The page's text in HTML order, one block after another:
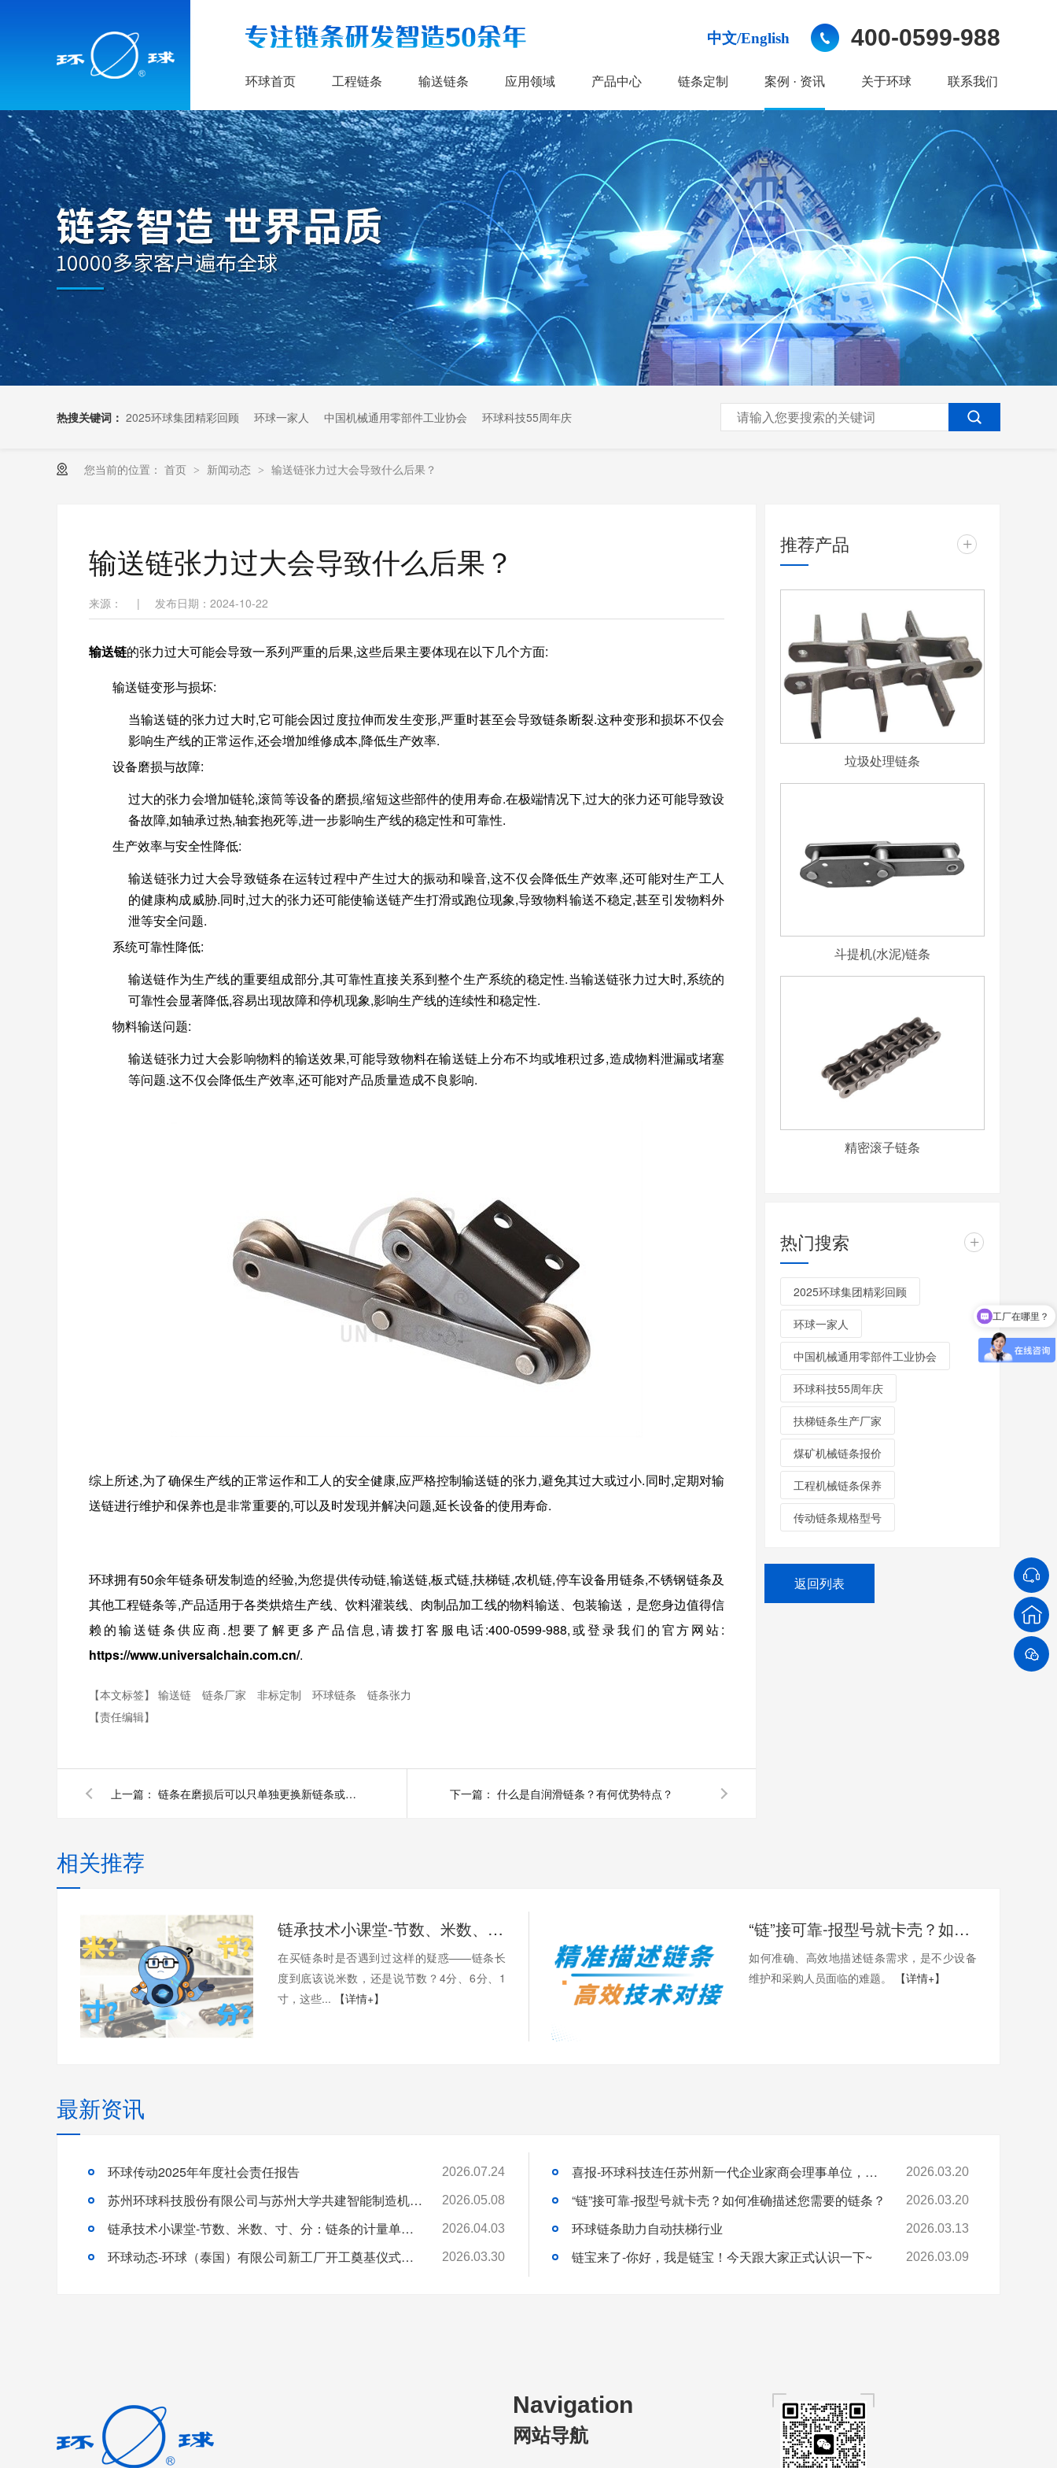
中文/English 400-0599-988
环球首页 工程链条 输送链条 应用领域 产品中心 链条定制 案例 · 资讯 关于环球 联系我们
热搜关键词： 2025环球集团精彩回顾 环球一家人 中国机械通用零部件工业协会 环球科技55周年庆
扶梯链条生产厂家
您当前的位置： 首页 > 新闻动态 > 输送链张力过大会导致什么后果？
输送链张力过大会导致什么后果？
来源： | 发布日期：2024-10-22
输送链的张力过大可能会导致一系列严重的后果,这些后果主要体现在以下几个方面:
输送链变形与损坏:
当输送链的张力过大时,它可能会因过度拉伸而发生变形,严重时甚至会导致链条断裂.这种变形和损坏不仅会
影响生产线的正常运作,还会增加维修成本,降低生产效率.
设备磨损与故障:
过大的张力会增加链轮,滚筒等设备的磨损,缩短这些部件的使用寿命.在极端情况下,过大的张力还可能导致设
备故障,如轴承过热,轴套抱死等,进一步影响生产线的稳定性和可靠性.
生产效率与安全性降低:
输送链张力过大会导致链条在运转过程中产生过大的振动和噪音,这不仅会降低生产效率,还可能对生产工人
的健康构成威胁.同时,过大的张力还可能使输送链产生打滑或跑位现象,导致物料输送不稳定,甚至引发物料外
泄等安全问题.
系统可靠性降低:
输送链作为生产线的重要组成部分,其可靠性直接关系到整个生产系统的稳定性.当输送链张力过大时,系统的
可靠性会显著降低,容易出现故障和停机现象,影响生产线的连续性和稳定性.
物料输送问题:
输送链张力过大会影响物料的输送效果,可能导致物料在输送链上分布不均或堆积过多,造成物料泄漏或堵塞
等问题.这不仅会降低生产效率,还可能对产品质量造成不良影响.
综上所述,为了确保生产线的正常运作和工人的安全健康,应严格控制输送链的张力,避免其过大或过小.同时,定期对输
送链进行维护和保养也是非常重要的,可以及时发现并解决问题,延长设备的使用寿命.
环球拥有50余年链条研发制造的经验,为您提供传动链,输送链,板式链,扶梯链,农机链,停车设备用链条,不锈钢链条及
其他工程链条等,产品适用于各类烘焙生产线、饮料灌装线、肉制品加工线的物料输送、包装输送， 是您身边值得信
赖的输送链条供应商.想要了解更多产品信息,请拨打客服电话:400-0599-988,或登录我们的官方网站:
https://www.universalchain.com.cn/.
【本文标签】 输送链 链条厂家 非标定制 环球链条
链条张力
【责任编辑】
上一篇： 链条在磨损后可以只单独更换新链条或新链轮吗？ 下一篇： 什么是自润滑链条？有何优势特点？
推荐产品 +
垃圾处理链条
斗提机(水泥)链条
精密滚子链条
热门搜索 +
2025环球集团精彩回顾
环球一家人
中国机械通用零部件工业协会
环球科技55周年庆
扶梯链条生产厂家
煤矿机械链条报价
工程机械链条保养
传动链条规格型号
返回列表
相关推荐
链承技术小课堂-节数、米数、寸、分：链条的计量单位，你分得清吗？
在买链条时是否遇到过这样的疑惑——链条长
度到底该说米数，还是说节数？4分、6分、1
寸，这些...
【详情+】
“链”接可靠-报型号就卡壳？如何准确描述您需要的链条？
如何准确、高效地描述链条需求，是不少设备
维护和采购人员面临的难题。
【详情+】
最新资讯
环球传动2025年年度社会责任报告 2026.07.24
苏州环球科技股份有限公司与苏州大学共建智能制造机器人研究院 2026.05.08
链承技术小课堂-节数、米数、寸、分：链条的计量单位，你分得清吗？ 2026.04.03
环球动态-环球（泰国）有限公司新工厂开工奠基仪式圆满礼成！全球化战略迈出坚实一步 2026.03.30
喜报-环球科技连任苏州新一代企业家商会理事单位，总经理黄雅丹女士获“锐意进取奖” 2026.03.20
“链”接可靠-报型号就卡壳？如何准确描述您需要的链条？ 2026.03.20
环球链条助力自动扶梯行业 2026.03.13
链宝来了-你好，我是链宝！今天跟大家正式认识一下~ 2026.03.09
Navigation
网站导航
是厂家直销吗？